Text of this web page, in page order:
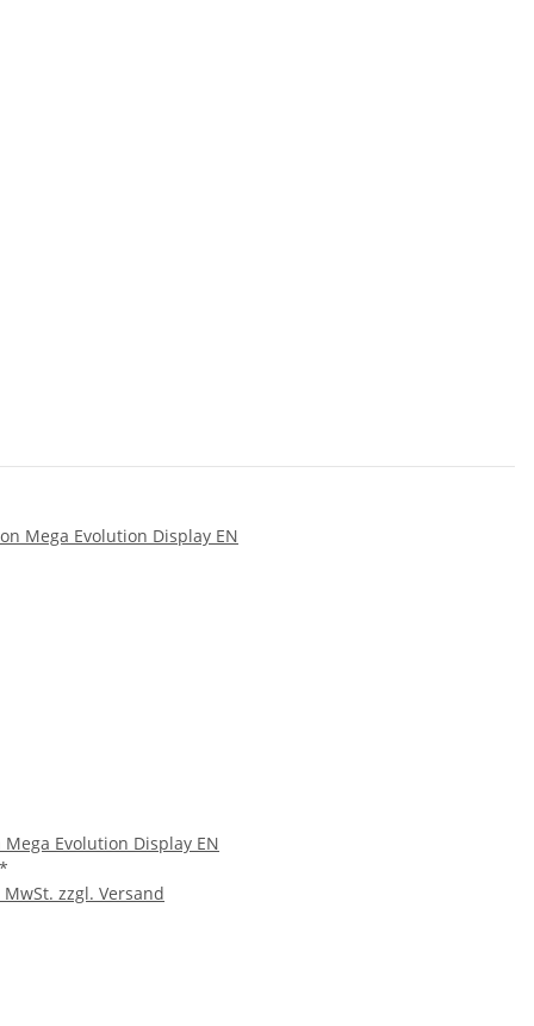
Mega Evolution Display EN
*
zzgl. Versand